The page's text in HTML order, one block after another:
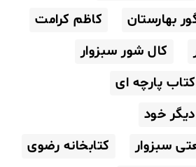
بهارستان
کاظم کرامت
کال شور سبزوار
کتاب پارچه ای
خود
سبزوار
کتابخانه رضوی